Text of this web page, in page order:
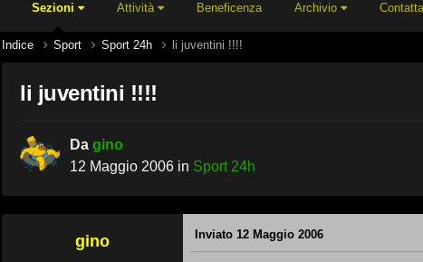
Sezioni Attività Beneficenza Archivio
Indice Sport Sport 24h li juventini !!!!
li juventini !!!!
Da gino
12 Maggio 2006 in Sport 24h
gino Inviato 12 Maggio 2006